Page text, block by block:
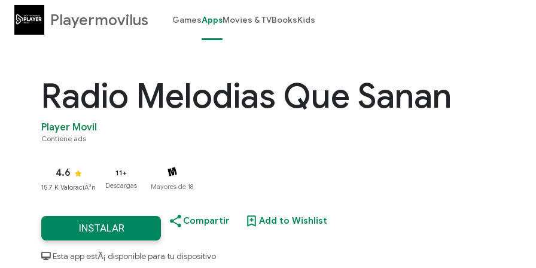
Playermovilus GamesAppsMovies & TVBooksKids
Radio Melodias Que Sanan
Player Movil
Contiene ads
4.6
15.7 K ValoraciÃ³n
11+
Descargas Mayores de 18
INSTALAR
Compartir Add to Wishlist
Esta app estÃ¡ disponible para tu dispositivo